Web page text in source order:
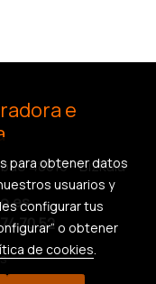
e
48010 - Bizkaia
70 52
para obtener datos
usuarios y
configurar tus
o obtener
de cookies.